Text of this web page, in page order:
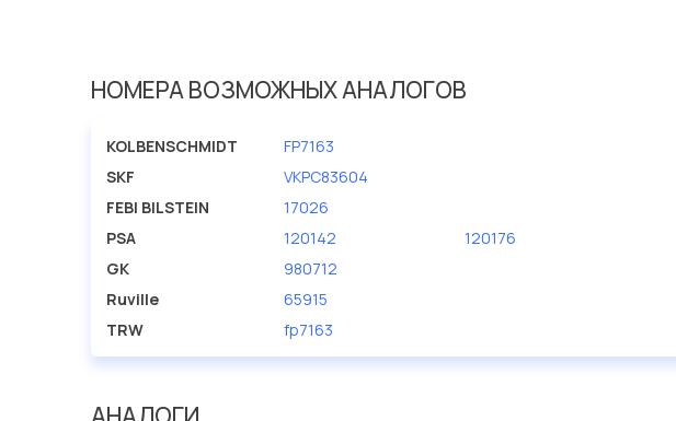
Мы продаем сертифицированные колодки тормозные дисковые с гарантией от
НОМЕРА ВОЗМОЖНЫХ АНАЛОГОВ
KOLBENSCHMIDT
FP7163
SKF
VKPC83604
FEBI BILSTEIN
17026
PSA
120142
120176
GK
980712
Ruville
65915
TRW
fp7163